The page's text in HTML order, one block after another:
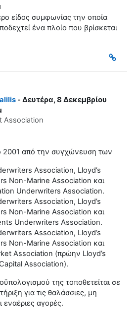
είδος συμφωνίας την οποία
ένα πλοίο που βρίσκεται
- Δευτέρα, 8 Δεκεμβρίου
Association
2001 από την συγχώνευση των
Association, Lloyd’s
Non-Marine Association και
Underwriters Association.
Association, Lloyd’s
Non-Marine Association και
Underwriters Association.
Association, Lloyd’s
Non-Marine Association και
Association (πρώην Lloyd’s
Association).
της τοποθετείται σε
για τις θαλάσσιες, μη
εναέριες αγορές.